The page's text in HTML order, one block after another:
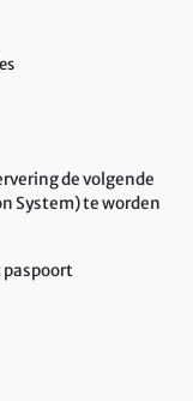
de volgende
System) te worden